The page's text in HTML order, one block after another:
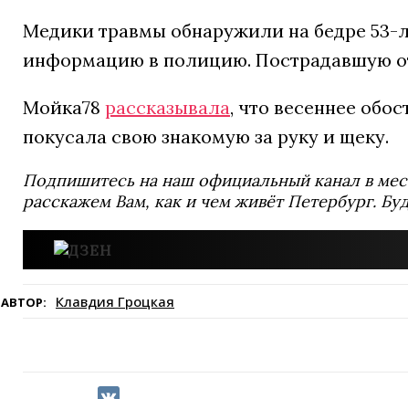
Медики травмы обнаружили на бедре
информацию в полицию. Пострадавшую
Мойка78 рассказывала, что весеннее
покусала свою знакомую за руку и щеку.
Подпишитесь на наш официальный канал в
расскажем Вам, как и чем живёт Петербург.
АВТОР: Клавдия Гроцкая